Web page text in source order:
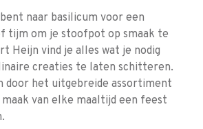
naar basilicum voor een
tijm om je stoofpot op smaak te
Heijn vind je alles wat je nodig
creaties te laten schitteren.
door het uitgebreide assortiment
van elke maaltijd een feest